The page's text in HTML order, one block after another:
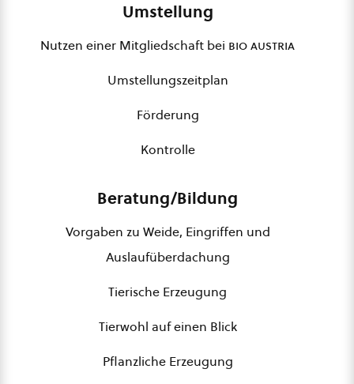
Umstellung
Nutzen einer Mitgliedschaft bei bio austria
Umstellungszeitplan
Förderung
Kontrolle
Beratung/Bildung
Vorgaben zu Weide, Eingriffen und
Auslaufüberdachung
Tierische Erzeugung
Tierwohl auf einen Blick
Pflanzliche Erzeugung